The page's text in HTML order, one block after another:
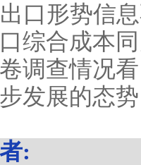
口形势信
综合成本
调查情况
发展的态
: